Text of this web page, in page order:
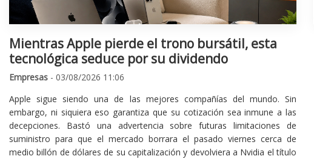
Mientras Apple pierde el trono bursátil, esta
tecnológica seduce por su dividendo
Empresas - 03/08/2026 11:06
Apple sigue siendo una de las mejores compañías del mundo. Sin
embargo, ni siquiera eso garantiza que su cotización sea inmune a las
decepciones. Bastó una advertencia sobre futuras limitaciones de
suministro para que el mercado borrara el pasado viernes cerca de
medio billón de dólares de su capitalización y devolviera a Nvidia el título